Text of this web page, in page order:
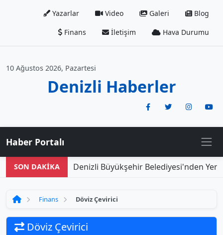
Yazarlar Video Galeri
Blog
Finans
İletişim Hava Durumu
10 Ağustos 2026, Pazartesi
Denizli Haberler
Haber Portalı
SON DAKİKA Denizli Büyükşehir Belediyesi'nden
Finans Döviz Çevirici
Döviz Çevirici